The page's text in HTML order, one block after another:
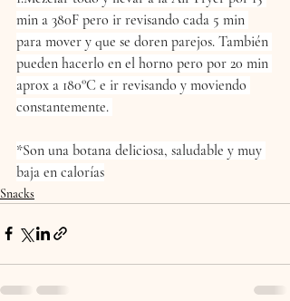
min a 380F pero ir revisando cada 5 min
para mover y que se doren parejos. También
pueden hacerlo en el horno pero por 20 min
aprox a 180°C e ir revisando y moviendo
constantemente.
*Son una botana deliciosa, saludable y muy
baja en calorías
Snacks